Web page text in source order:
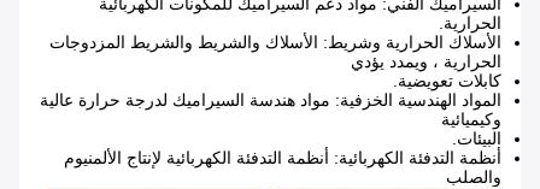
السيراميك الفني: مواد دعم السيراميك للمكونات الكهربائية
الحرارية.
الأسلاك الحرارية وشريط: الأسلاك والشريط والشريط المزدوجات
الحرارية ، ويمدد يؤدي
كابلات تعويضية.
المواد الهندسية الخزفية: مواد هندسة السيراميك لدرجة حرارة عالية
وكيميائية
البيئات.
أنظمة التدفئة الكهربائية: أنظمة التدفئة الكهربائية لإنتاج الألمنيوم
والصلب